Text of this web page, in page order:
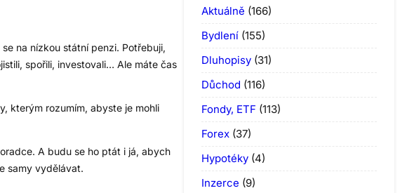
na nízkou státní penzi. Potřebuji,
spořili, investovali… Ale máte čas
kterým rozumím, abyste je mohli
A budu se ho ptát i já, abych
samy vydělávat.
Aktuálně (166)
Bydlení (155)
Dluhopisy (31)
Důchod (116)
Fondy, ETF (113)
Forex (37)
Hypotéky (4)
Inzerce (9)